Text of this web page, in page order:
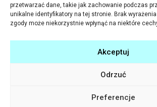
przetwarzać dane, takie jak zachowanie podczas
unikalne identyfikatory na tej stronie. Brak
zgody może niekorzystnie wpłynąć na niektóre
Akceptuj
Odrzuć
Preferencje
Program Rozwoju Bibliotek wspiera tysiące bibliotek
Amerykańskiej Fundacji Wolności prowadzone przez
Społeczeństwa Informacyjnego. W latach 2009-2015 było